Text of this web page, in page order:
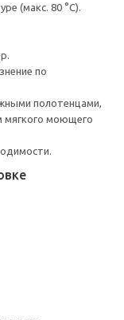
(макс. 80 °C).
по
полотенцами,
мягкого моющего